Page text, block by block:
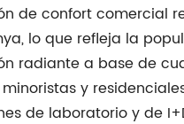
de confort comercial
lo que refleja la
radiante a base de
y
de laboratorio y de